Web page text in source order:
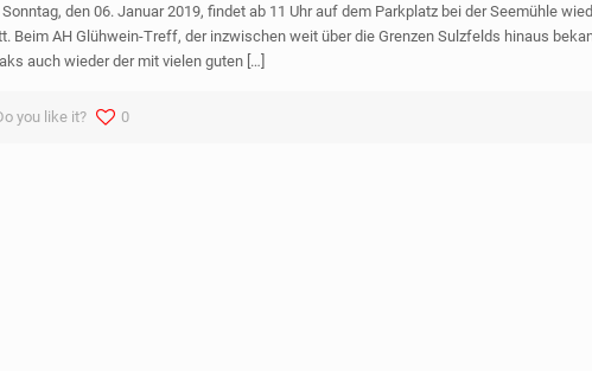
den 06. Januar 2019, findet ab 11 Uhr auf dem Parkplatz bei der Seemühle
Beim AH Glühwein-Treff, der inzwischen weit über die Grenzen Sulzfelds hinaus
auch wieder der mit vielen guten[…]
you like it? 0